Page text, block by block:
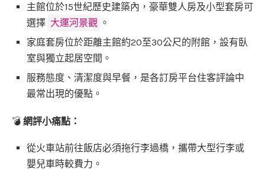
主館位於15世紀歷史建築內，豪華雙人房及小型套房可
選擇 大運河景觀 。
家庭套房位於距離主館約20至30公尺的附館，設有臥
室與獨立起居空間。
服務態度、清潔度與早餐，是各訂房平台住客評論中
最常出現的優點。
💣 網評小痛點：
從火車站前往飯店必須拖行李過橋，攜帶大型行李或
嬰兒車時較費力。